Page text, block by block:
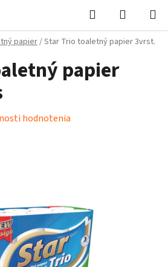
Hľadať
košík
papier/Star Trio toaletný papier 3vrst.
papier
hodnotenia